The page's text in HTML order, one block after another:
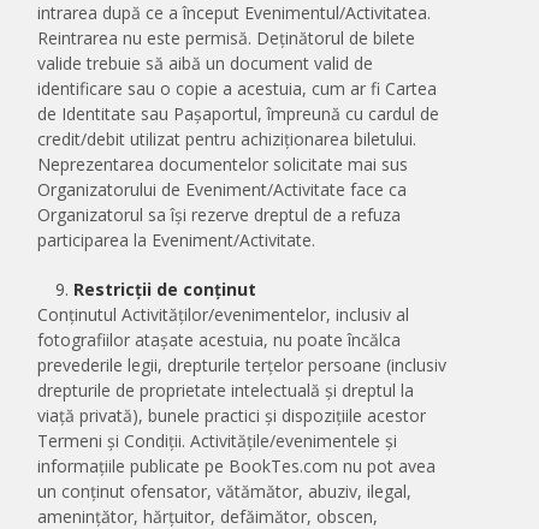
intrarea după ce a început Evenimentul/Activitatea.
Reintrarea nu este permisă. Deținătorul de bilete
valide trebuie să aibă un document valid de
identificare sau o copie a acestuia, cum ar fi Cartea
de Identitate sau Pașaportul, împreună cu cardul de
credit/debit utilizat pentru achiziționarea biletului.
Neprezentarea documentelor solicitate mai sus
Organizatorului de Eveniment/Activitate face ca
Organizatorul sa își rezerve dreptul de a refuza
participarea la Eveniment/Activitate.
Restricții de conținut
Conținutul Activităților/evenimentelor, inclusiv al
fotografiilor atașate acestuia, nu poate încălca
prevederile legii, drepturile terțelor persoane (inclusiv
drepturile de proprietate intelectuală şi dreptul la
viaţă privată), bunele practici și dispozițiile acestor
Termeni și Condiții. Activitățile/evenimentele și
informațiile publicate pe BookTes.com nu pot avea
un conținut ofensator, vătămător, abuziv, ilegal,
amenințător, hărțuitor, defăimător, obscen,